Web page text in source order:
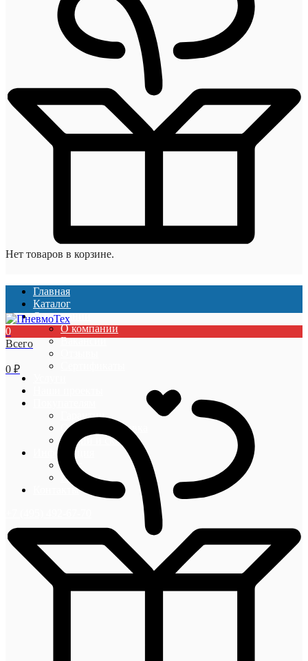
Нет товаров в корзине.
Главная
Каталог
О компании
О компании
Вакансии
Гарантии
Оплата и доставка
Акции и скидки
Информация
Блог
Новости
Контакты
0
Всего
0 ₽